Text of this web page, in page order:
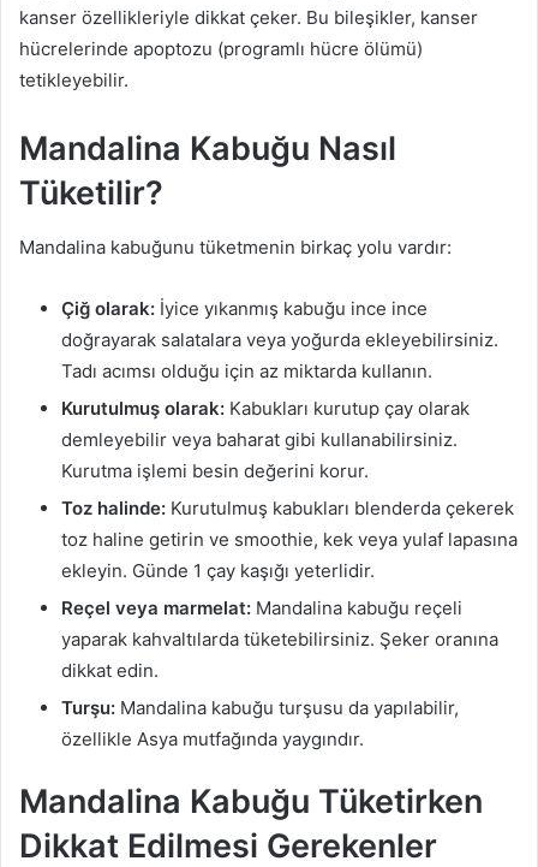
kanser özellikleriyle dikkat çeker. Bu bileşikler, kanser
hücrelerinde apoptozu (programlı hücre ölümü)
tetikleyebilir.
Mandalina Kabuğu Nasıl
Tüketilir?
Mandalina kabuğunu tüketmenin birkaç yolu vardır:
Çiğ olarak: İyice yıkanmış kabuğu ince ince
doğrayarak salatalara veya yoğurda ekleyebilirsiniz.
Tadı acımsı olduğu için az miktarda kullanın.
Kurutulmuş olarak: Kabukları kurutup çay olarak
demleyebilir veya baharat gibi kullanabilirsiniz.
Kurutma işlemi besin değerini korur.
Toz halinde: Kurutulmuş kabukları blenderda çekerek
toz haline getirin ve smoothie, kek veya yulaf lapasına
ekleyin. Günde 1 çay kaşığı yeterlidir.
Reçel veya marmelat: Mandalina kabuğu reçeli
yaparak kahvaltılarda tüketebilirsiniz. Şeker oranına
dikkat edin.
Turşu: Mandalina kabuğu turşusu da yapılabilir,
özellikle Asya mutfağında yaygındır.
Mandalina Kabuğu Tüketirken
Dikkat Edilmesi Gerekenler